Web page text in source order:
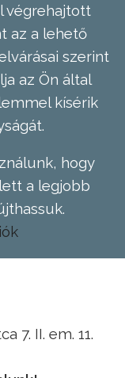
végrehajtott
az a lehető
szerint
az Ön által
kísérik
hogy
a legjobb
7. II. em. 11.